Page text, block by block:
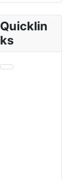
Quicklin
ks